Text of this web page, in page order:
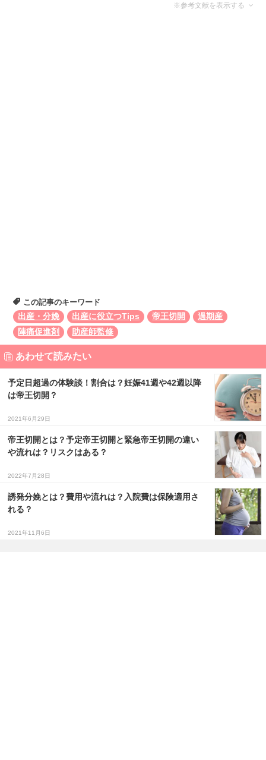
※参考文献を表示する
この記事のキーワード
出産・分娩
出産に役立つTips 帝王切開
過期産
陣痛促進剤
助産師監修
あわせて読みたい
予定日超過の体験談！割合は？妊娠41週や42週以降
は帝王切開？
2021年6月29日
帝王切開とは？予定帝王切開と緊急帝王切開の違い
や流れは？リスクはある？
2022年7月28日
誘発分娩とは？費用や流れは？入院費は保険適用さ
れる？
2021年11月6日